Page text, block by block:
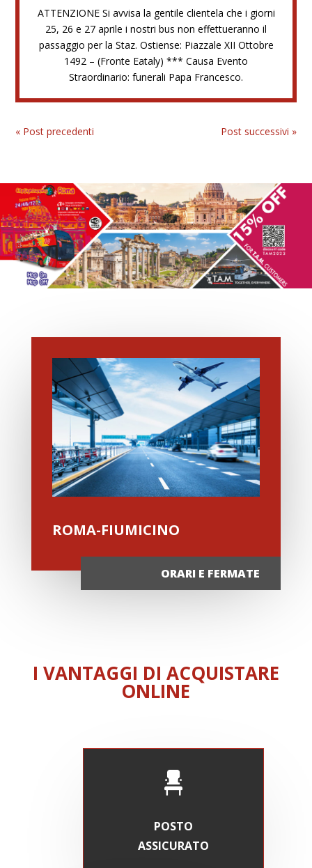
ATTENZIONE Si avvisa la gentile clientela che i giorni
25, 26 e 27 aprile i nostri bus non effettueranno il
passaggio per la Staz. Ostiense: Piazzale XII Ottobre
1492 – (Fronte Eataly) *** Causa Evento
Straordinario: funerali Papa Francesco.
« Post precedenti Post successivi »
ROMA-FIUMICINO
ORARI E FERMATE
I VANTAGGI DI ACQUISTARE
ONLINE
POSTO
ASSICURATO